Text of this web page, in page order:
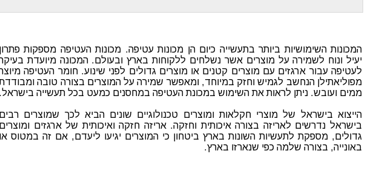
המכונות השימושיות ביותר בתעשייה כיום הן מכונות עטיפה. מכונות העטיפה מספקות פתרון
יעיל ונוח לשמירה על מוצרים אשר נשלחים ללקוחות בארץ ובעולם. המכונה מיועדת
לעטיפה עבור ארגזים עם מוצרים קטנים או מוצרים גדולים לפני שינוע. חומר העטיפה
מפוליאתילן הנחשב לגמיש וחזק במיוחד, ומאפשר שמירה על המוצרים בצורה טובה
ממים ועובש. ניתן לראות את השימוש במכונת העטיפה במחסנים כמעט בכל תעשייה בישראל.
הייצוא בישראל של מוצרי חקלאות ומוצרים טכנולוגיים שונים הביא לכך שמוצרים רבים
בישראל נדרשים לאריזה בצורה איכותית וחזקה. אריזה חזקה ואיכותית של ארגזים ומוצרים
גדולים, מספקת לתעשיות השונות בארץ ביטחון כי המוצרים יגיעו ליעדם, אם זה במטוס או
באונייה, בצורה שלמה כפי שנארזו בארץ.